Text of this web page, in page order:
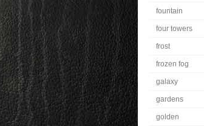
fountain
four towers
frost
frozen fog
galaxy
gardens
golden